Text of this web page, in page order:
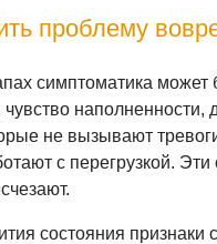
проблему
симптоматика
чувство
не вызывают
с перегрузкой.
состояния